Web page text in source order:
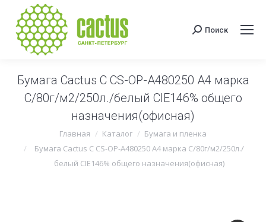
Поиск:
Поиск
Бумага Cactus C CS-OP-A480250 A4 марка
C/80г/м2/250л./белый CIE146% общего
назначения(офисная)
Главная Каталог
Бумага и пленка
Бумага Cactus C CS-OP-A480250 A4 марка C/80г/м2/250л./
белый CIE146% общего назначения(офисная)